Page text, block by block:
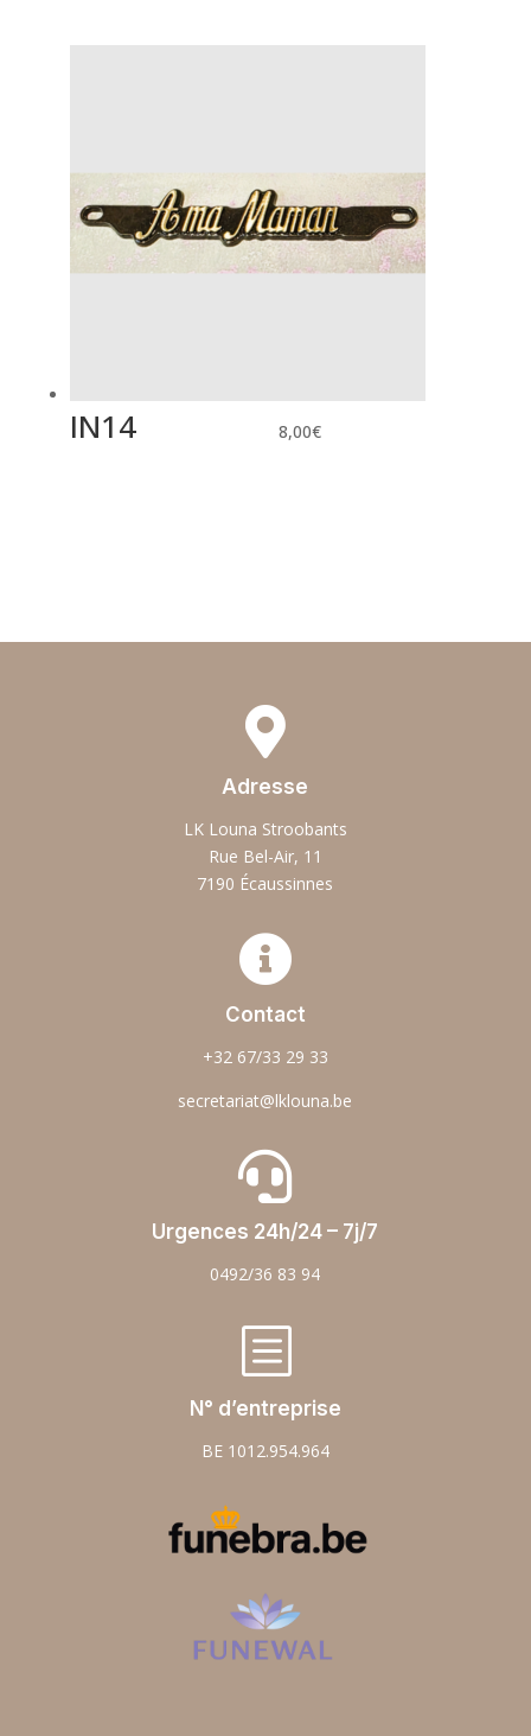
IN14 8,00€

Adresse
LK Louna Stroobants
Rue Bel-Air, 11
7190 Écaussinnes

Contact
+32 67/33 29 33
secretariat@lklouna.be

Urgences 24h/24 – 7j/7
0492/36 83 94
b
N° d’entreprise
BE 1012.954.964